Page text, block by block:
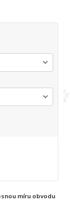
míru obvodu